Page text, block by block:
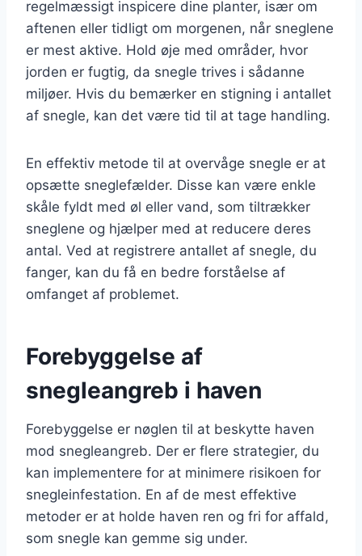
regelmæssigt inspicere dine planter, især om
aftenen eller tidligt om morgenen, når sneglene
er mest aktive. Hold øje med områder, hvor
jorden er fugtig, da snegle trives i sådanne
miljøer. Hvis du bemærker en stigning i antallet
af snegle, kan det være tid til at tage handling.
En effektiv metode til at overvåge snegle er at
opsætte sneglefælder. Disse kan være enkle
skåle fyldt med øl eller vand, som tiltrækker
sneglene og hjælper med at reducere deres
antal. Ved at registrere antallet af snegle, du
fanger, kan du få en bedre forståelse af
omfanget af problemet.
Forebyggelse af
snegleangreb i haven
Forebyggelse er nøglen til at beskytte haven
mod snegleangreb. Der er flere strategier, du
kan implementere for at minimere risikoen for
snegleinfestation. En af de mest effektive
metoder er at holde haven ren og fri for affald,
som snegle kan gemme sig under.